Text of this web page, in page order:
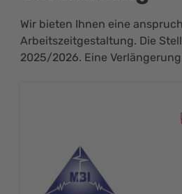
Wir bieten Ihnen eine
Arbeitszeitgestaltung. Die
2025/2026. Eine